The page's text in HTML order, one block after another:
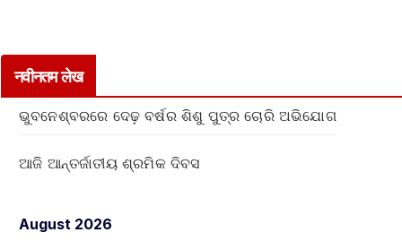
नवीनतम लेख
ଭୁବନେଶ୍ବରରେ ଦେଢ଼ ବର୍ଷର ଶିଶୁ ପୁତ୍ର ଚୋରି ଅଭିଯୋଗ
ଆଜି ଆନ୍ତର୍ଜାତୀୟ ଶ୍ରମିକ ଦିବସ
August 2026